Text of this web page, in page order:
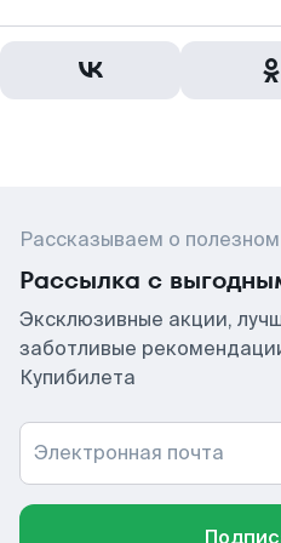
Рассказываем о
Рассылка с
Эксклюзивные акции,
заботливые
Купибилета
Электронная почта